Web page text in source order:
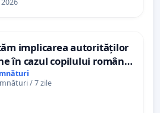
implicarea autorităților
în cazul copilului român
Kristian Gheorghe, aflat în
în Danemarca de 12
/ 7 zile